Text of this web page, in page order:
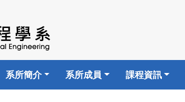
系所簡介 系所成員 課程資訊